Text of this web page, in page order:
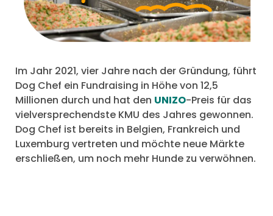
Im Jahr 2021, vier Jahre nach der Gründung, führt
Dog Chef ein Fundraising in Höhe von 12,5
Millionen durch und hat den UNIZO-Preis für das
vielversprechendste KMU des Jahres gewonnen.
Dog Chef ist bereits in Belgien, Frankreich und
Luxemburg vertreten und möchte neue Märkte
erschließen, um noch mehr Hunde zu verwöhnen.